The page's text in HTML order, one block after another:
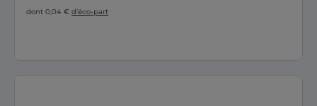
dont 0,04 € d’éco-part